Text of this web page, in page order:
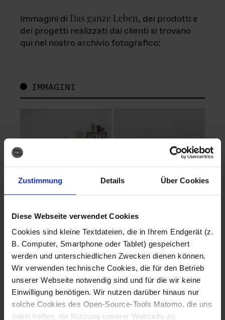
Zustimmung Details Über Cookies
Diese Webseite verwendet Cookies
Cookies sind kleine Textdateien, die in Ihrem Endgerät (z.
B. Computer, Smartphone oder Tablet) gespeichert
werden und unterschiedlichen Zwecken dienen können.
Wir verwenden technische Cookies, die für den Betrieb
unserer Webseite notwendig sind und für die wir keine
Einwilligung benötigen. Wir nutzen darüber hinaus nur
solche Cookies des Open-Source-Tools Matomo, die uns
dabei helfen, die Nutzung unserer Webseite zu
Immagini di Das ganze Leben, dei prodotti e
dei progetti realizzati dai clienti si trovano
qui nel nostro archivio fotografico:
IMMAGINI
Fotografo: Lorenz
Sternbach
Download
Fotografo: Lorenz
Sternbach
Download